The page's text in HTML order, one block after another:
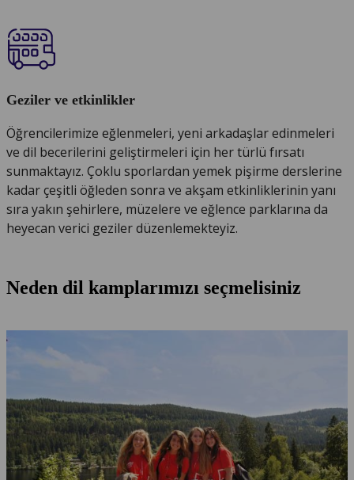
Geziler ve etkinlikler
Öğrencilerimize eğlenmeleri, yeni arkadaşlar edinmeleri
ve dil becerilerini geliştirmeleri için her türlü fırsatı
sunmaktayız. Çoklu sporlardan yemek pişirme derslerine
kadar çeşitli öğleden sonra ve akşam etkinliklerinin yanı
sıra yakın şehirlere, müzelere ve eğlence parklarına da
heyecan verici geziler düzenlemekteyiz.
Neden dil kamplarımızı seçmelisiniz